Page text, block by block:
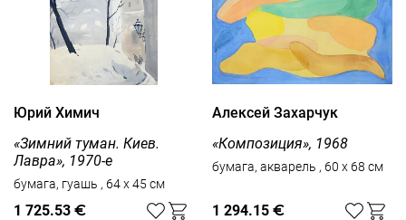
Юрий Химич
«Зимний туман. Киев.
Лавра», 1970-е
бумага, гуашь , 64 x 45 см
1 725.53 €
Алексей Захарчук
«Композиция», 1968
бумага, акварель , 60 x 68 см
1 294.15 €